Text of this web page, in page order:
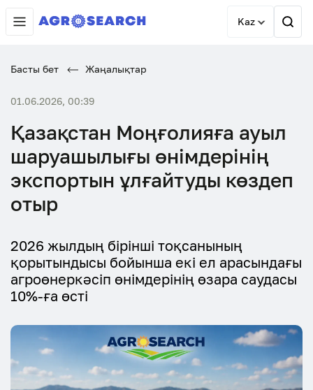
Kaz
Басты бет Жаңалықтар
01.06.2026, 00:39
Қазақстан Моңғолияға ауыл
шаруашылығы өнімдерінің
экспортын ұлғайтуды көздеп
отыр
2026 жылдың бірінші тоқсанының
қорытындысы бойынша екі ел арасындағы
агроөнеркәсіп өнімдерінің өзара саудасы
10%-ға өсті